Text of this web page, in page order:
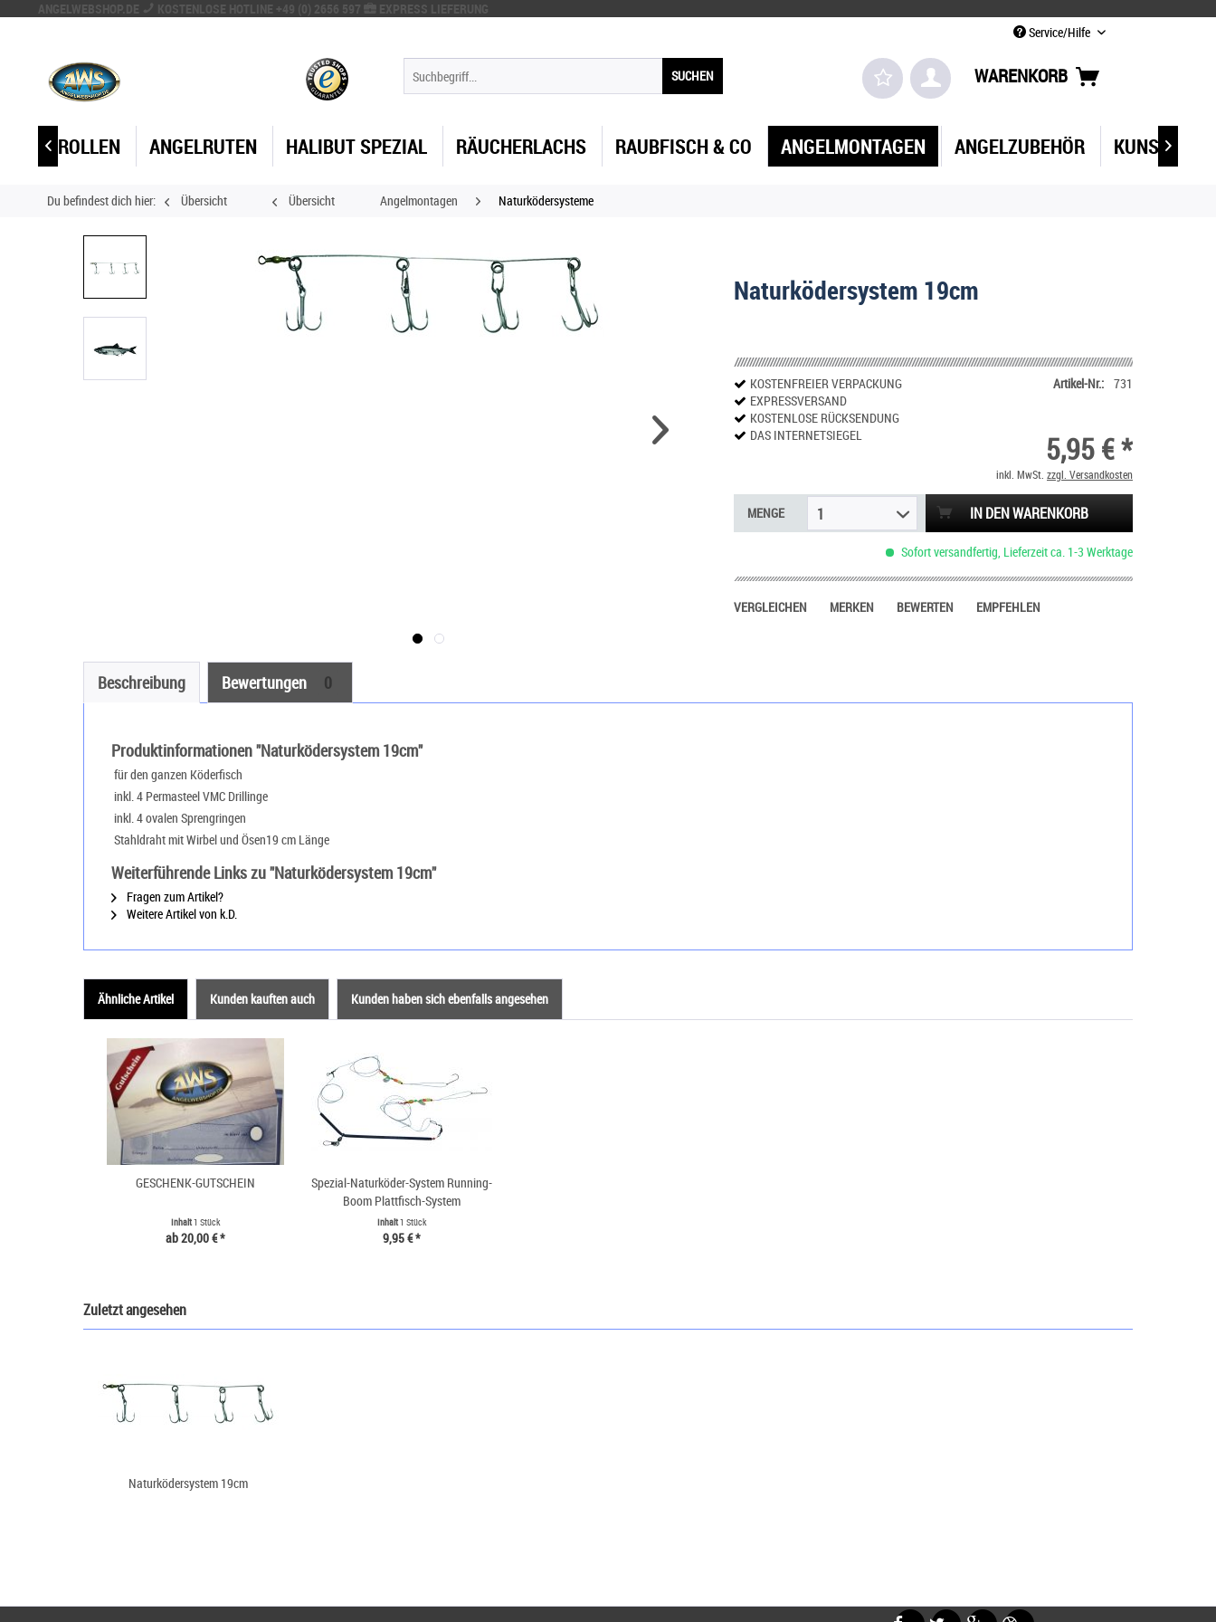
ANGELWEBSHOP.DE KOSTENLOSE HOTLINE +49 (0) 2656 597
EXPRESS LIEFERUNG
Service/Hilfe
SUCHEN WARENKORB
ANGELROLLEN ANGELRUTEN HALIBUT SPEZIAL RÄUCHERLACHS RAUBFISCH & CO ANGELMONTAGEN ANGELZUBEHÖR
 
Du befindest dich hier: Übersicht Übersicht Angelmontagen Naturködersysteme
Naturködersystem 19cm
KOSTENFREIER VERPACKUNG
EXPRESSVERSAND
KOSTENLOSE RÜCKSENDUNG
DAS INTERNETSIEGEL
Artikel-Nr.: 731
5,95 € *
inkl. MwSt. zzgl. Versandkosten
MENGE 1 IN DEN WARENKORB
Sofort versandfertig, Lieferzeit ca. 1-3 Werktage
VERGLEICHEN MERKEN BEWERTEN EMPFEHLEN
Beschreibung Bewertungen 0
Produktinformationen "Naturködersystem 19cm"
 für den ganzen Köderfisch
 inkl. 4 Permasteel VMC Drillinge
 inkl. 4 ovalen Sprengringen
 Stahldraht mit Wirbel und Ösen19 cm Länge
Weiterführende Links zu "Naturködersystem 19cm"
Fragen zum Artikel?
Weitere Artikel von k.D.
Ähnliche Artikel Kunden kauften auch Kunden haben sich ebenfalls angesehen
GESCHENK-GUTSCHEIN
Inhalt1 Stück
ab 20,00 € *
Spezial-Naturköder-System Running-
Boom Plattfisch-System
Inhalt1 Stück
9,95 € *
Zuletzt angesehen
Naturködersystem 19cm